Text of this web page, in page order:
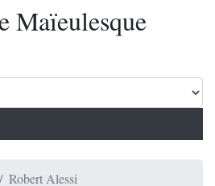
Maïeulesque
Robert Alessi